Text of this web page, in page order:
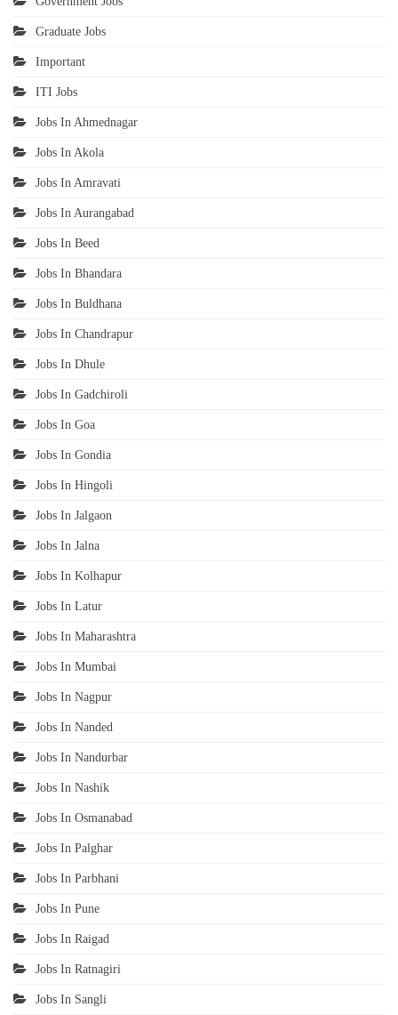
Graduate Jobs
Important
ITI Jobs
Jobs In Ahmednagar
Jobs In Akola
Jobs In Amravati
Jobs In Aurangabad
Jobs In Beed
Jobs In Bhandara
Jobs In Buldhana
Jobs In Chandrapur
Jobs In Dhule
Jobs In Gadchiroli
Jobs In Goa
Jobs In Gondia
Jobs In Hingoli
Jobs In Jalgaon
Jobs In Jalna
Jobs In Kolhapur
Jobs In Latur
Jobs In Maharashtra
Jobs In Mumbai
Jobs In Nagpur
Jobs In Nanded
Jobs In Nandurbar
Jobs In Nashik
Jobs In Osmanabad
Jobs In Palghar
Jobs In Parbhani
Jobs In Pune
Jobs In Raigad
Jobs In Ratnagiri
Jobs In Sangli